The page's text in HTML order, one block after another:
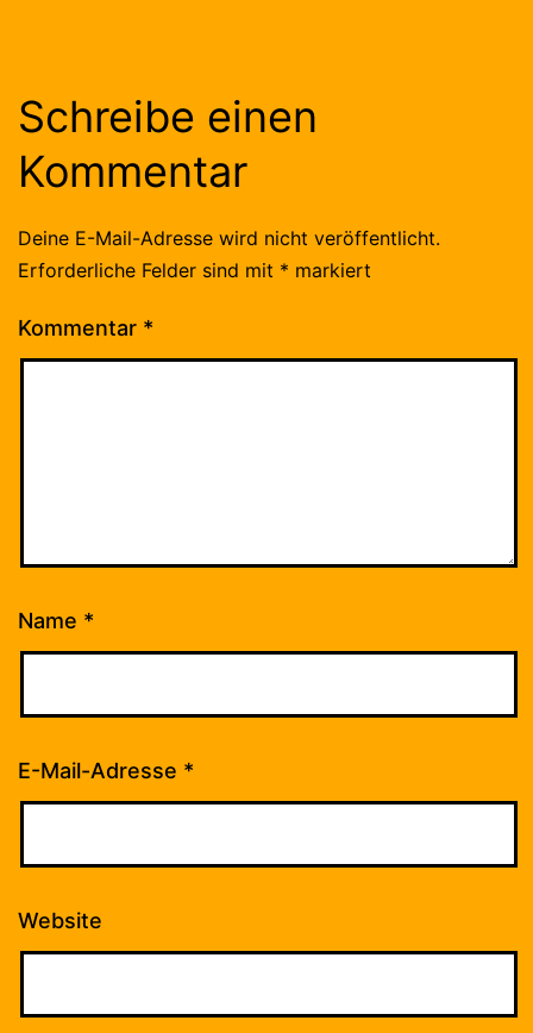
Schreibe einen
Kommentar
Deine E-Mail-Adresse wird nicht veröffentlicht.
Erforderliche Felder sind mit * markiert
Kommentar *
Name *
E-Mail-Adresse *
Website